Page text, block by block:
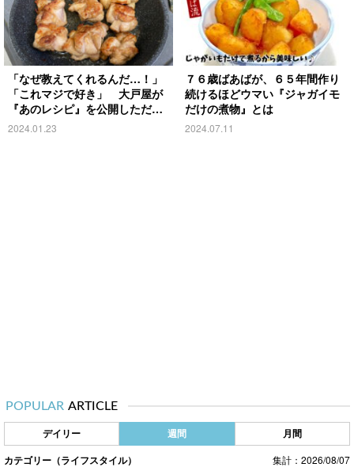
「なぜ教えてくれるんだ…！」
「これマジで好き」 大戸屋が
『あのレシピ』を公開しただ
と！？
2024.01.23
７６歳ばあばが、６５年間作り
続けるほどウマい『ジャガイモ
だけの煮物』とは
2024.07.11
POPULAR ARTICLE
デイリー 週間 月間
カテゴリー（ライフスタイル） 集計：2026/08/07